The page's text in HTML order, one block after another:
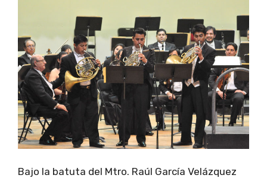
Bajo la batuta del Mtro. Raúl García Velázquez